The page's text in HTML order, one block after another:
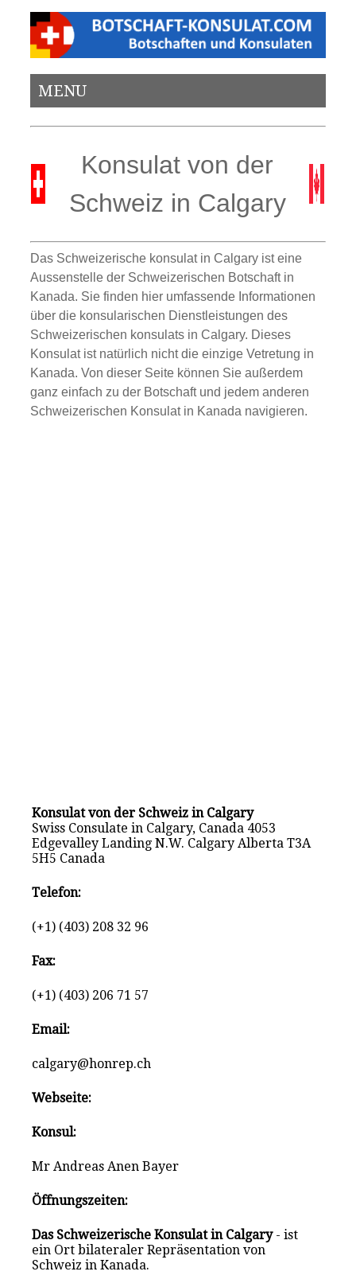
MENU
Konsulat von der
Schweiz in Calgary
Das Schweizerische konsulat in Calgary ist eine
Aussenstelle der Schweizerischen Botschaft in
Kanada. Sie finden hier umfassende Informationen
über die konsularischen Dienstleistungen des
Schweizerischen konsulats in Calgary. Dieses
Konsulat ist natürlich nicht die einzige Vetretung in
Kanada. Von dieser Seite können Sie außerdem
ganz einfach zu der Botschaft und jedem anderen
Schweizerischen Konsulat in Kanada navigieren.
Konsulat von der Schweiz in Calgary
Swiss Consulate in Calgary, Canada 4053
Edgevalley Landing N.W. Calgary Alberta T3A
5H5 Canada
Telefon:
(+1) (403) 208 32 96
Fax:
(+1) (403) 206 71 57
Email:
calgary@honrep.ch
Webseite:
Konsul:
Mr Andreas Anen Bayer
Öffnungszeiten:
Das Schweizerische Konsulat in Calgary- ist
ein Ort bilateraler Repräsentation von
Schweiz in Kanada.